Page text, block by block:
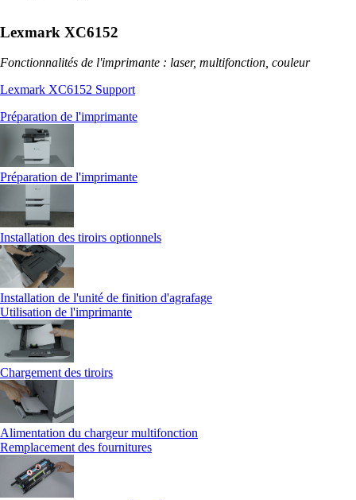
Lexmark XC6152
Fonctionnalités de l'imprimante : laser, multifonction, couleur
Lexmark XC6152 Support
Préparation de l'imprimante
Préparation de l'imprimante
Installation des tiroirs optionnels
Installation de l'unité de finition d'agrafage
Utilisation de l'imprimante
Chargement des tiroirs
Alimentation du chargeur multifonction
Remplacement des fournitures